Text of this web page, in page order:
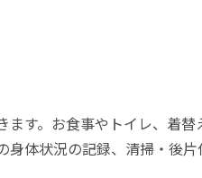
す。お食事やトイレ、着替
体状況の記録、清掃・後